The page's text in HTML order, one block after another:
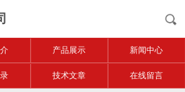
产品展示 新闻中心
技术文章 在线留言